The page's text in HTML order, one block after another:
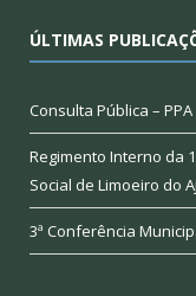
ÚLTIMAS
Consulta Pública –
Regimento Interno da
Social de Limoeiro do
3ª Conferência